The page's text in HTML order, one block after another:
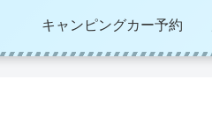
キャンピングカー予約